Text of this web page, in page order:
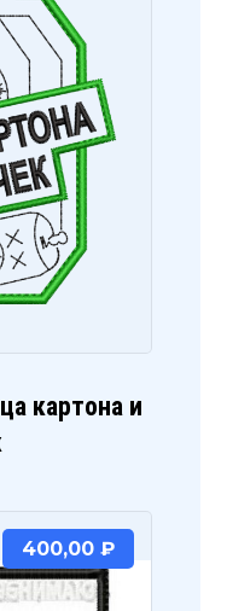
картона и
400,00 ₽